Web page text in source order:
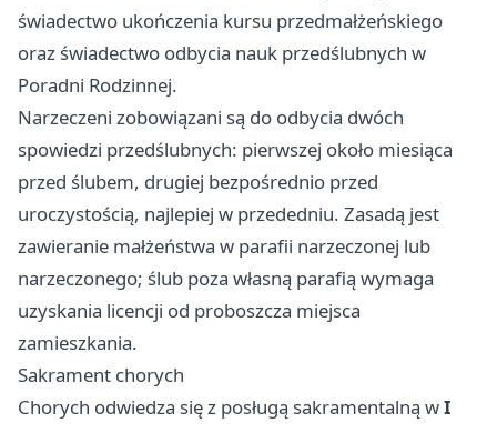
świadectwo ukończenia kursu przedmałżeńskiego
oraz świadectwo odbycia nauk przedślubnych w
Poradni Rodzinnej.
Narzeczeni zobowiązani są do odbycia dwóch
spowiedzi przedślubnych: pierwszej około miesiąca
przed ślubem, drugiej bezpośrednio przed
uroczystością, najlepiej w przededniu. Zasadą jest
zawieranie małżeństwa w parafii narzeczonej lub
narzeczonego; ślub poza własną parafią wymaga
uzyskania licencji od proboszcza miejsca
zamieszkania.
Sakrament chorych
Chorych odwiedza się z posługą sakramentalną wI